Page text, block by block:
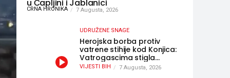
u Čapljini i Jablanici
CRNA HRONIKA 7 Augusta, 2026
UDRUŽENE SNAGE
Herojska borba protiv
vatrene stihije kod Konjica:
Vatrogascima stigla
pomoć iz Sarajeva,
helikopteri i Air Tractori
VIJESTI BIH 7 Augusta, 2026